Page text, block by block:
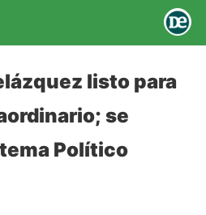
listo para
se
Político